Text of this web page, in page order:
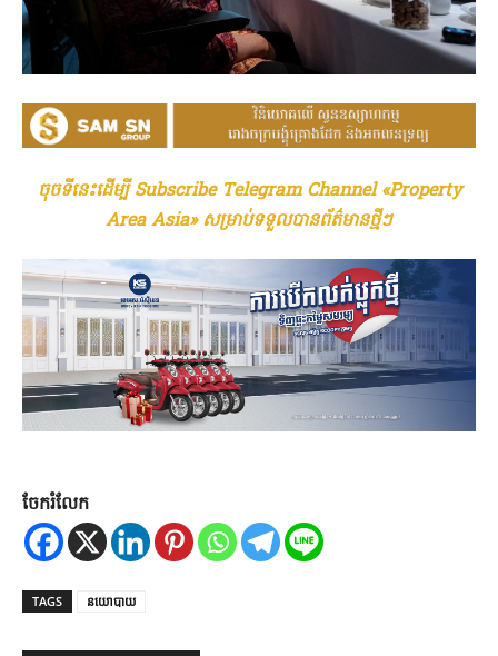
ចុចទីនេះដើម្បី Subscribe Telegram Channel «Property
Area Asia» សម្រាប់ទទួលបានព័ត៌មានថ្មីៗ
ចែករំលែក
TAGS នយោបាយ